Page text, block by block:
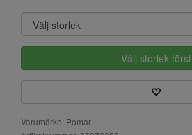
Välj storlek först
Varumärke: Pomar